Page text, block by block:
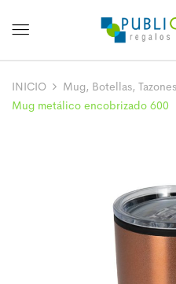
INICIO Mug, Botellas,
Mug metálico encobrizado 600